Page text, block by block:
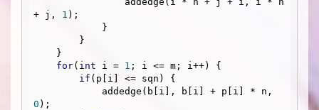
+ j, 1 );
for( int i = 1 ; i <= m; i++) {
if (p[i] <= sqn) {
0 );